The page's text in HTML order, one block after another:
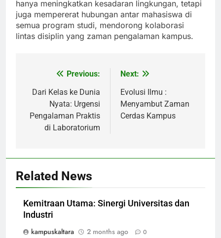
hanya meningkatkan kesadaran lingkungan, tetapi
juga mempererat hubungan antar mahasiswa di
semua program studi, mendorong kolaborasi
lintas disiplin yang zaman pengalaman kampus.
navigation
Previous:
Dari Kelas ke Dunia
Nyata: Urgensi
Pengalaman Praktis
di Laboratorium
Next:
Evolusi Ilmu :
Menyambut Zaman
Cerdas Kampus
Related News
Kemitraan Utama: Sinergi Universitas dan
Industri
kampuskaltara
2 months ago 0